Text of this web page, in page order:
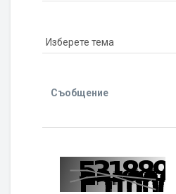
Съобщение